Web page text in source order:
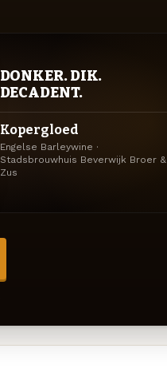
DONKER. DIK.
DECADENT.
Kopergloed
Engelse Barleywine ·
Stadsbrouwhuis Beverwijk Broer &
Zus